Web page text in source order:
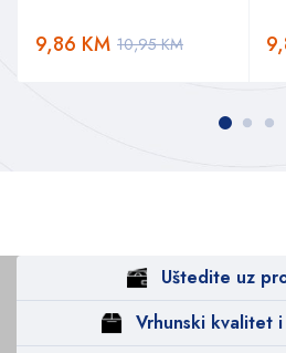
10,95KM
9,86 KM
Uštedite uz
Vrhunski kvalitet